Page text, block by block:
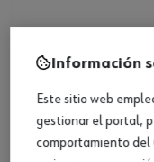
Información
Este sitio web
gestionar el portal,
comportamiento del